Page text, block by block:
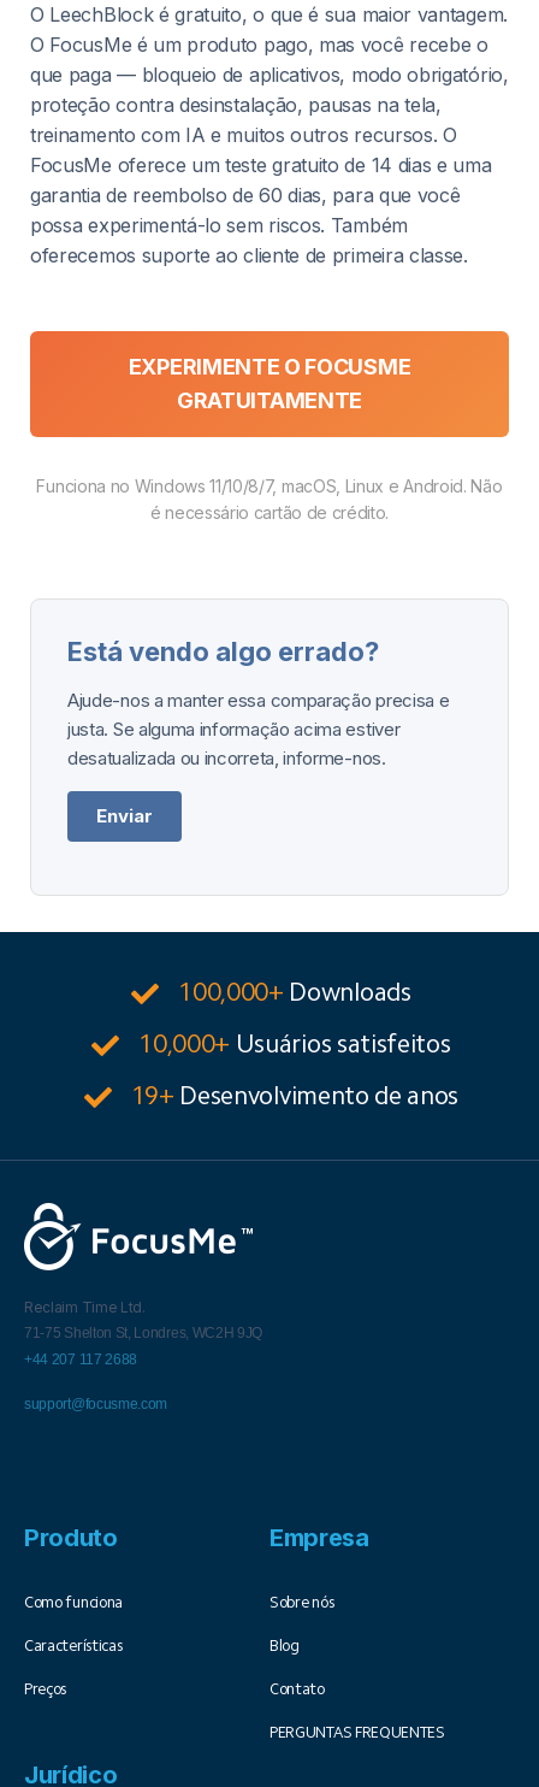
O LeechBlock é gratuito, o que é sua maior vantagem.
O FocusMe é um produto pago, mas você recebe o
que paga — bloqueio de aplicativos, modo obrigatório,
proteção contra desinstalação, pausas na tela,
treinamento com IA e muitos outros recursos. O
FocusMe oferece um teste gratuito de 14 dias e uma
garantia de reembolso de 60 dias, para que você
possa experimentá-lo sem riscos. Também
oferecemos suporte ao cliente de primeira classe.
EXPERIMENTE O FOCUSME
GRATUITAMENTE
Funciona no Windows 11/10/8/7, macOS, Linux e Android. Não
é necessário cartão de crédito.
Está vendo algo errado?
Ajude-nos a manter essa comparação precisa e
justa. Se alguma informação acima estiver
desatualizada ou incorreta, informe-nos.
Enviar
100,000+ Downloads
10,000+ Usuários satisfeitos
19+ Desenvolvimento de anos
Reclaim Time Ltd.
71-75 Shelton St, Londres, WC2H 9JQ
+44 207 117 2688
support@focusme.com
Produto
Como funciona
Características
Preços
Empresa
Sobre nós
Blog
Contato
PERGUNTAS FREQUENTES
Jurídico